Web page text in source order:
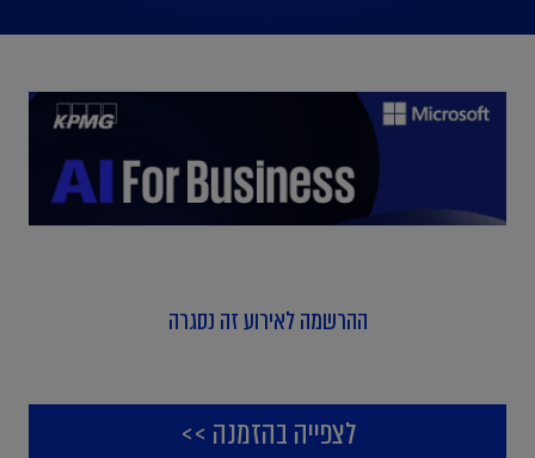
ההרשמה לאירוע זה נסגרה
לצפייה בהזמנה >>